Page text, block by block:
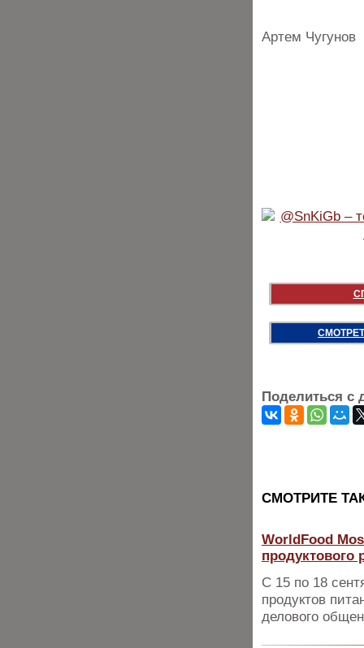
Артем Чугунов
Поделиться с
CМОТРИТЕ
WorldFood
продуктового
С 15 по 18
продуктов
делового